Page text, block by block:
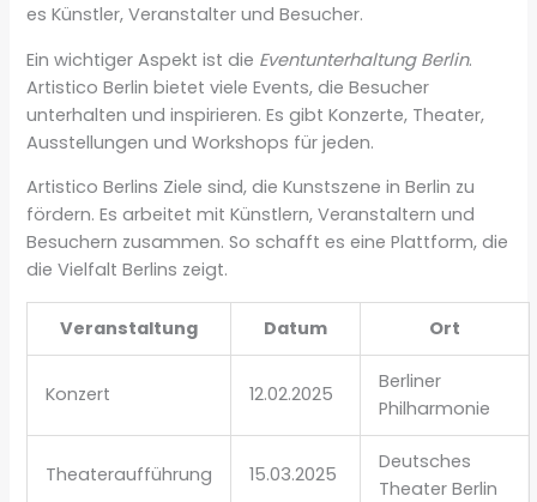
es Künstler, Veranstalter und Besucher.
Ein wichtiger Aspekt ist die Eventunterhaltung Berlin.
Artistico Berlin bietet viele Events, die Besucher
unterhalten und inspirieren. Es gibt Konzerte, Theater,
Ausstellungen und Workshops für jeden.
Artistico Berlins Ziele sind, die Kunstszene in Berlin zu
fördern. Es arbeitet mit Künstlern, Veranstaltern und
Besuchern zusammen. So schafft es eine Plattform, die
die Vielfalt Berlins zeigt.
Veranstaltung Datum Ort
Konzert 12.02.2025
Berliner
Philharmonie
Theateraufführung 15.03.2025
Deutsches
Theater Berlin